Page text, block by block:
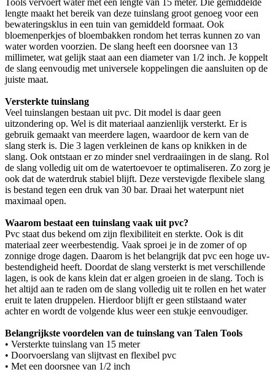
lengte maakt het bereik van deze tuinslang groot genoeg voor een
bewateringsklus in een tuin van gemiddeld formaat. Ook
bloemenperkjes of bloembakken rondom het terras kunnen zo van
water worden voorzien. De slang heeft een doorsnee van 13
millimeter, wat gelijk staat aan een diameter van 1/2 inch. Je koppelt
de slang eenvoudig met universele koppelingen die aansluiten op de
juiste maat.
Versterkte tuinslang
Veel tuinslangen bestaan uit pvc. Dit model is daar geen
uitzondering op. Wel is dit materiaal aanzienlijk versterkt. Er is
gebruik gemaakt van meerdere lagen, waardoor de kern van de
slang sterk is. Die 3 lagen verkleinen de kans op knikken in de
slang. Ook ontstaan er zo minder snel verdraaiingen in de slang. Rol
de slang volledig uit om de watertoevoer te optimaliseren. Zo zorg je
ook dat de waterdruk stabiel blijft. Deze verstevigde flexibele slang
is bestand tegen een druk van 30 bar. Draai het waterpunt niet
maximaal open.
Waarom bestaat een tuinslang vaak uit pvc?
Pvc staat dus bekend om zijn flexibiliteit en sterkte. Ook is dit
materiaal zeer weerbestendig. Vaak sproei je in de zomer of op
zonnige droge dagen. Daarom is het belangrijk dat pvc een hoge uv-
bestendigheid heeft. Doordat de slang versterkt is met verschillende
lagen, is ook de kans klein dat er algen groeien in de slang. Toch is
het altijd aan te raden om de slang volledig uit te rollen en het water
eruit te laten druppelen. Hierdoor blijft er geen stilstaand water
achter en wordt de volgende klus weer een stukje eenvoudiger.
Belangrijkste voordelen van de tuinslang van Talen Tools
• Versterkte tuinslang van 15 meter
• Doorvoerslang van slijtvast en flexibel pvc
• Met een doorsnee van 1/2 inch